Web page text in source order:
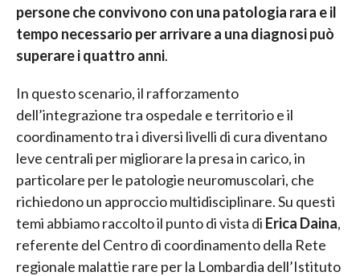
persone che convivono con una patologia rara e il
tempo necessario per arrivare a una diagnosi può
superare i quattro anni.
In questo scenario, il rafforzamento
dell’integrazione tra ospedale e territorio e il
coordinamento tra i diversi livelli di cura diventano
leve centrali per migliorare la presa in carico, in
particolare per le patologie neuromuscolari, che
richiedono un approccio multidisciplinare. Su questi
temi abbiamo raccolto il punto di vista di Erica Daina,
referente del Centro di coordinamento della Rete
regionale malattie rare per la Lombardia dell’Istituto